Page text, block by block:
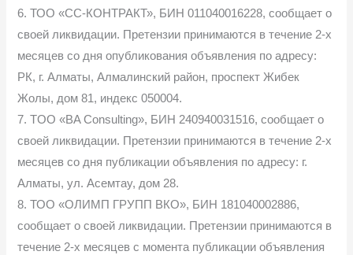
6. ТОО «СС-КОНТРАКТ», БИН 011040016228, сообщает о
своей ликвидации. Претензии принимаются в течение 2-х
месяцев со дня опубликования объявления по адресу:
РК, г. Алматы, Алмалинский район, проспект Жибек
Жолы, дом 81, индекс 050004.
7. TOO «BA Consulting», БИН 240940031516, сообщает о
своей ликвидации. Претензии принимаются в течение 2-х
месяцев со дня публикации объявления по адресу: г.
Алматы, ул. Асемтау, дом 28.
8. ТОО «ОЛИМП ГРУПП ВКО», БИН 181040002886,
сообщает о своей ликвидации. Претензии принимаются в
течение 2-х месяцев с момента публикации объявления